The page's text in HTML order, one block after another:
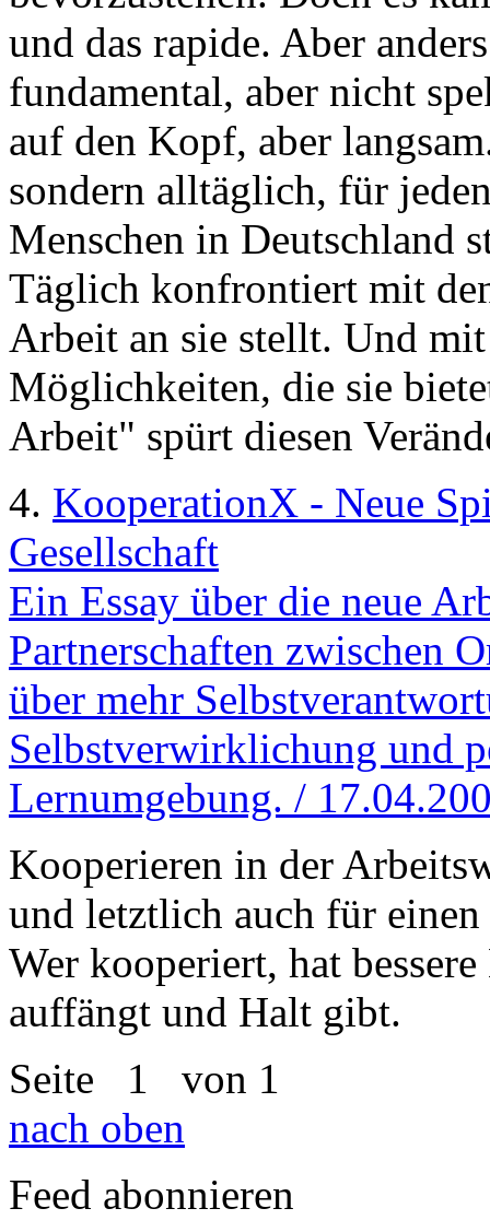
und das rapide. Aber
fundamental, aber nicht
auf den Kopf, aber
sondern alltäglich, für
Menschen in Deutschland
Täglich konfrontiert mit
Arbeit an sie stellt. Und
Möglichkeiten, die sie
Arbeit" spürt diesen
4. KooperationX - Neue
Gesellschaft
Ein Essay über die neue
Partnerschaften zwischen
über mehr
Selbstverwirklichung und
Lernumgebung. /
Kooperieren in der
und letztlich auch für
Wer kooperiert, hat
auffängt und Halt gibt.
Seite 1 von 1
nach oben
Feed abonnieren